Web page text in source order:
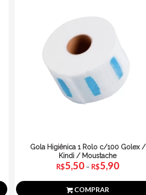
Gola Higiênica 1 Rolo c/100 Golex /
Kindi / Moustache
R$5,50 – R$5,90Faixa
COMPRAR